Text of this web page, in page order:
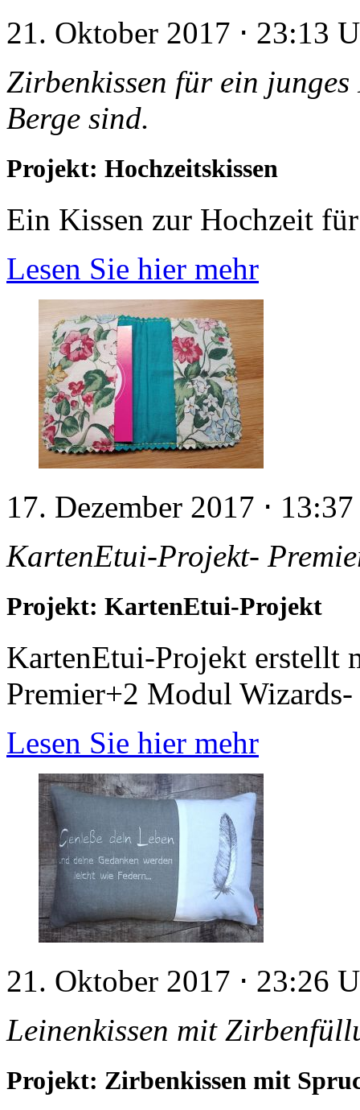
21. Oktober 2017 ⋅ 23:13
Zirbenkissen für ein
Berge sind.
Projekt: Hochzeitskissen
Ein Kissen zur Hochzeit
Lesen Sie hier mehr
17. Dezember 2017 ⋅
KartenEtui-Projekt-
Projekt: KartenEtui-Projekt
KartenEtui-Projekt erstellt
Premier+2 Modul
Lesen Sie hier mehr
21. Oktober 2017 ⋅ 23:26
Leinenkissen mit
Projekt: Zirbenkissen mit